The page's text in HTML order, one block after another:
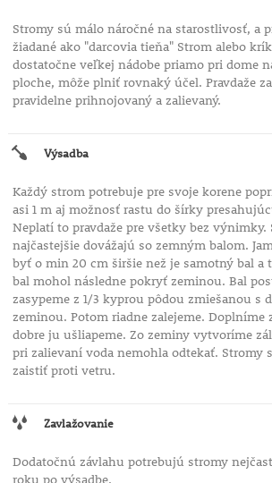
Stromy sú málo náročné na starostlivosť, a
žiadané ako "darcovia tieňa" Strom alebo
dostatočne veľkej nádobe priamo pri dome
ploche, môže plniť rovnaký účel. Pravdaže
pravidelne prihnojovaný a zalievaný.
Výsadba
Každý strom potrebuje pre svoje korene
asi 1 m aj možnosť rastu do šírky
Neplatí to pravdaže pre všetky bez výnimky.
najčastejšie dovážajú so zemným balom.
byť o min 20 cm širšie než je samotný bal a
bal mohol následne pokryť zeminou. Bal
zasypeme z 1/3 kyprou pôdou zmiešanou s
zeminou. Potom riadne zalejeme. Doplníme
dobre ju ušliapeme. Zo zeminy vytvoríme
pri zalievaní voda nemohla odtekať. Stromy
zaistiť proti vetru.
Zavlažovanie
Dodatočnú závlahu potrebujú stromy